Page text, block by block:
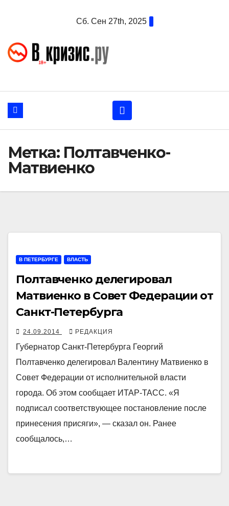
Сб. Сен 27th, 2025
Метка: Полтавченко-
Матвиенко
В ПЕТЕРБУРГЕ ВЛАСТЬ
Полтавченко делегировал
Матвиенко в Совет Федерации от
Санкт-Петербурга
24.09.2014 РЕДАКЦИЯ
Губернатор Санкт-Петербурга Георгий
Полтавченко делегировал Валентину Матвиенко в
Совет Федерации от исполнительной власти
города. Об этом сообщает ИТАР-ТАСС. «Я
подписал соответствующее постановление после
принесения присяги», — сказал он. Ранее
сообщалось,…